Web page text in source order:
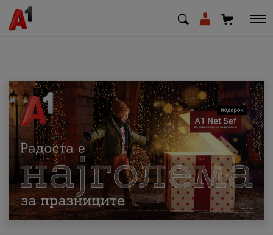
МК EN SQ
Приватни Деловни
Поддршка